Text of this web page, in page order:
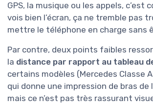
GPS, la musique ou les appels, c’est
vois bien l’écran, ça ne tremble pas
mettre le téléphone en charge sans
Par contre, deux points faibles
la distance par rapport au tableau
certains modèles (Mercedes Classe
qui donne une impression de bras de
mais ce n’est pas très rassurant